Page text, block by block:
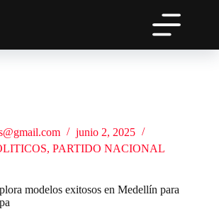
junio 2, 2025
, PARTIDO NACIONAL
modelos exitosos en Medellín para